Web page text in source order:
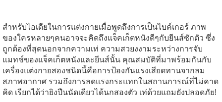
สำหรับไอเดียในการแต่งกายเมื่อพูดถึงการเป็นไบค์เกอร์ ภาพ
ของใครหลายๆคนอาจจะคิดถึงแจ็คเก็ตหนังดีๆกับยีนส์ซักตัว ซึ่ง
ถูกต้องที่สุดนอกจากความเท่ ความสวยงงามระหว่างการจับ
แมทช์ของแจ็คเก็ตหนังและยีนส์นั้น คุณสมบัติที่มาพร้อมกันกับ
เครื่องแต่งกายสองชนิดนี้คือการป้องกันแรงเสียดทานจากลม
สภาพอากาศ รวมถึงการลดแรงกระแทกในสถานการณ์ที่ไม่คาด
คิด เรียกได้ว่ายิงปืนนัดเดียวได้นกสองตัว เท่ด้วยแถมยังปลอดภัย!